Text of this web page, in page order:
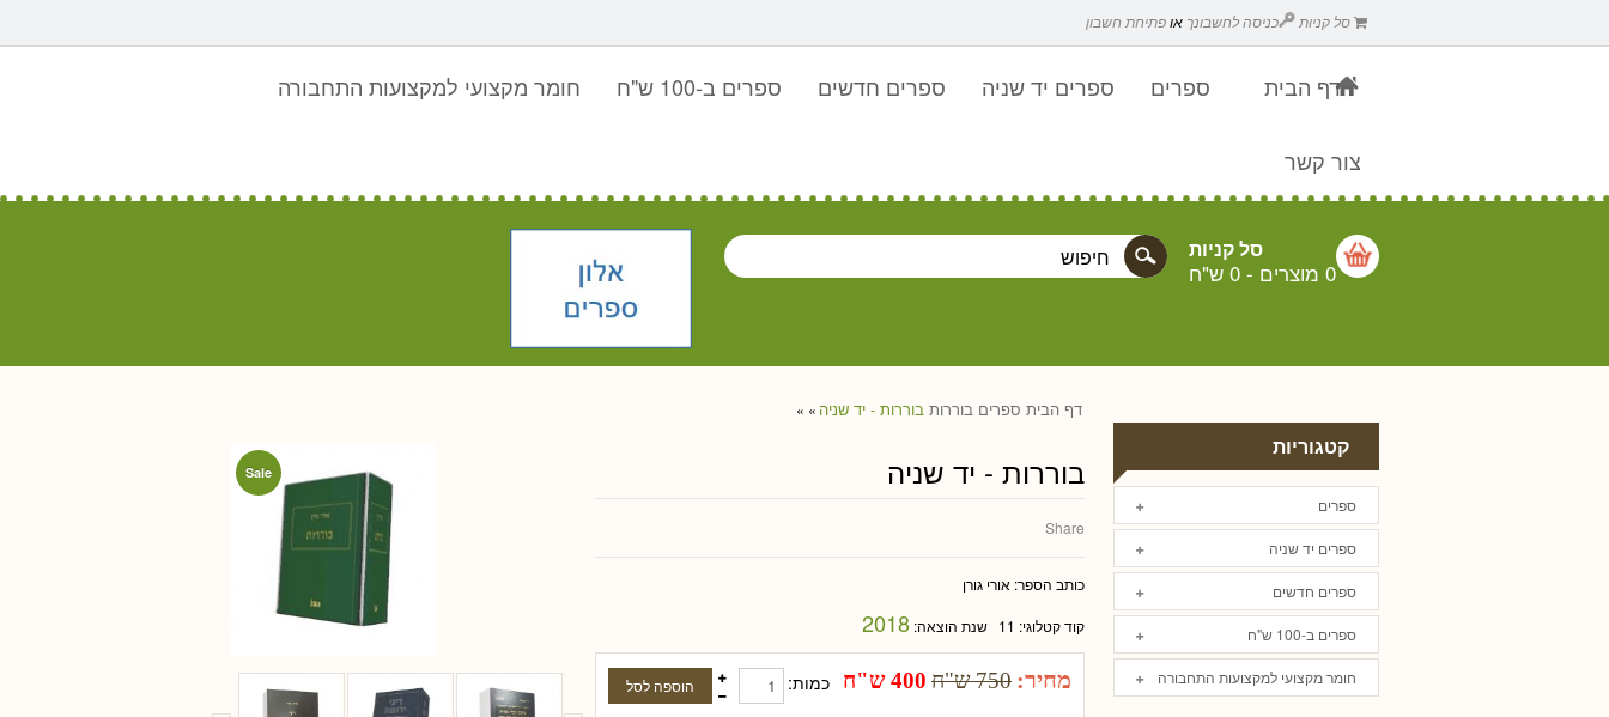
סל קניות כניסה לחשבונך אופתיחת חשבון
דף הבית ספרים ספרים יד שניה ספרים חדשים ספרים ב-100 ש"ח חומר מקצועי למקצועות התחבורה
צור קשר
סל קניות
0 מוצרים - 0 ש"ח
דף הבית » ספרים בוררות » בוררות - יד שניה
Sale בוררות - יד שניה
Share
כותב הספר: אורי גורן
קוד קטלוגי: 11 שנת הוצאה:2018
מחיר: 750 ש"ח 400 ש"ח כמות:
קטגוריות
ספרים
ספרים יד שניה
ספרים חדשים
ספרים ב-100 ש"ח
חומר מקצועי למקצועות התחבורה